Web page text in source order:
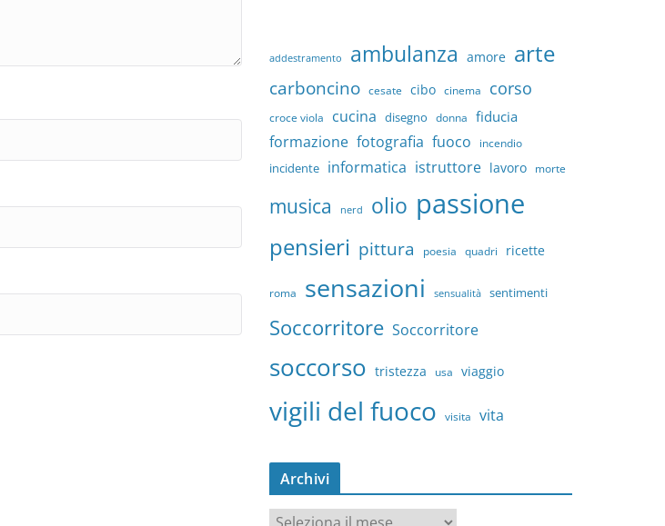
addestramento ambulanza amore arte
carboncino cesate cibo cinema corso
croce viola cucina disegno donna fiducia
formazione fotografia fuoco incendio
incidente informatica istruttore lavoro morte
musica nerd olio passione
pensieri pittura poesia quadri ricette
roma sensazioni sensualità sentimenti
Soccorritore Soccorritore
soccorso tristezza usa viaggio
vigili del fuoco visita vita
Archivi